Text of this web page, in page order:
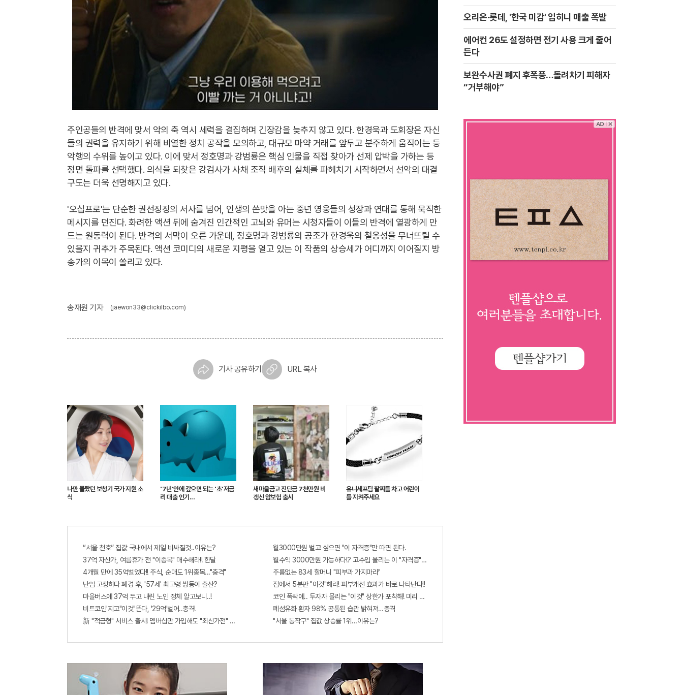
주인공들의 반격에 맞서 악의 축 역시 세력을 결집하며 긴장감을 늦추지 않고 있다. 한경욱과 도회장은 자신
들의 권력을 유지하기 위해 비열한 정치 공작을 모의하고, 대규모 마약 거래를 앞두고 분주하게 움직이는 등
악행의 수위를 높이고 있다. 이에 맞서 정호명과 강범룡은 핵심 인물을 직접 찾아가 선제 압박을 가하는 등
정면 돌파를 선택했다. 의식을 되찾은 강검사가 사채 조직 배후의 실체를 파헤치기 시작하면서 선악의 대결
구도는 더욱 선명해지고 있다.
'오십프로'는 단순한 권선징징의 서사를 넘어, 인생의 쓴맛을 아는 중년 영웅들의 성장과 연대를 통해 묵직한
메시지를 던진다. 화려한 액션 뒤에 숨겨진 인간적인 고뇌와 유머는 시청자들이 이들의 반격에 열광하게 만
드는 원동력이 된다. 반격의 서막이 오른 가운데, 정호명과 강범룡의 공조가 한경욱의 철옹성을 무너뜨릴 수
있을지 귀추가 주목된다. 액션 코미디의 새로운 지평을 열고 있는 이 작품의 상승세가 어디까지 이어질지 방
송가의 이목이 쏠리고 있다.
송재원 기자 (jaewon33@clickilbo.com)
기사 공유하기 URL 복사
나만 몰랐던 보청기 국가 지원 소
식
'7년'안에 갚으면 되는 '초'저금
리 대출 인기...
새마을금고 진단금 7천만원 비
갱신 암보험 출시
유니세프팀 팔찌를 차고 어린이
를 지켜주세요
“서울 천호” 집값 국내에서 제일 비싸질것..이유는?
37억 자산가, 여름휴가 전 "이종목" 매수해라!! 한달
4개월 만에 35억벌었다!! 주식, 순매도 1위종목..."충격"
난임 고생하다 폐경 후, '57세' 최고령 쌍둥이 출산?
마을버스에 37억 두고 내린 노인 정체 알고보니..!
비트코인'지고"이것"뜬다, '29억'벌어..충격!
新 "적금형" 서비스 출시! 멤버십만 가입해도 "최신가전" 선착순 100% 무료 경품지원!!
월3000만원 벌고 싶으면 "이 자격증"만 따면 된다.
월수익 3000만원 가능하다!? 고수입 올리는 이 "자격증"에 몰리는 이유 알고보니…
주름없는 83세 할머니 "피부과 가지마라"
집에서 5분만 "이것"해라! 피부개선 효과가 바로 나타난다!!
코인 폭락에.. 투자자 몰리는 "이것" 상한가 포착해! 미리 투자..
폐섬유화 환자 98% 공통된 습관 밝혀져…충격
"서울 동작구" 집값 상승률 1위…이유는?
오리온·롯데, '한국 미감' 입히니 매출 폭발
에어컨 26도 설정하면 전기 사용 크게 줄어
든다
보완수사권 폐지 후폭풍…돌려차기 피해자
“거부해야”